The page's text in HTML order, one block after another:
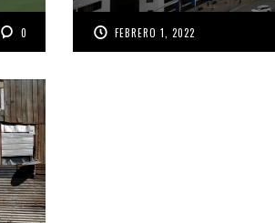
0 FEBRERO 1, 2022